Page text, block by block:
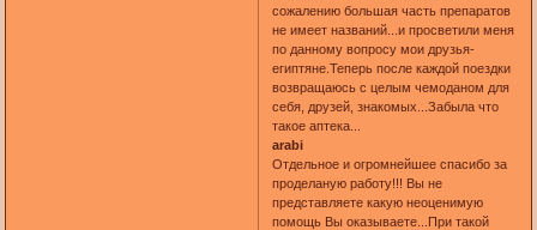
сожалению большая часть препаратов
не имеет названий...и просветили меня
по данному вопросу мои друзья-
египтяне.Теперь после каждой поездки
возвращаюсь с целым чемоданом для
себя, друзей, знакомых...Забыла что
такое аптека...
arabi
Отдельное и огромнейшее спасибо за
проделаную работу!!! Вы не
представляете какую неоценимую
помощь Вы оказываете...При такой